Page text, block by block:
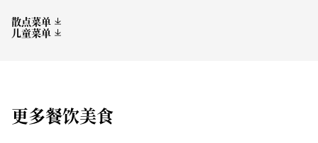
散点菜单
儿童菜单
更多餐饮美食